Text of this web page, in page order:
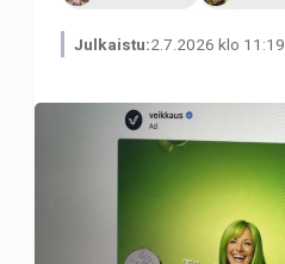
Julkaistu:2.7.2026 klo 11:19